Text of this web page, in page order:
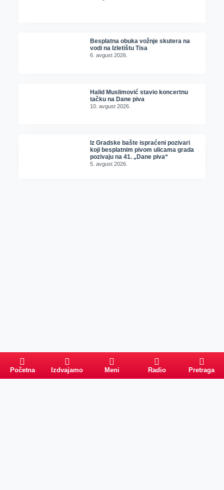
Besplatna obuka vožnje skutera na
vodi na Izletištu Tisa
6. avgust 2026.
Halid Muslimović stavio koncertnu
tačku na Dane piva
10. avgust 2026.
Iz Gradske bašte ispraćeni pozivari
koji besplatnim pivom ulicama grada
pozivaju na 41. „Dane piva“
5. avgust 2026.
Početna Izdvajamo Meni Radio Pretraga